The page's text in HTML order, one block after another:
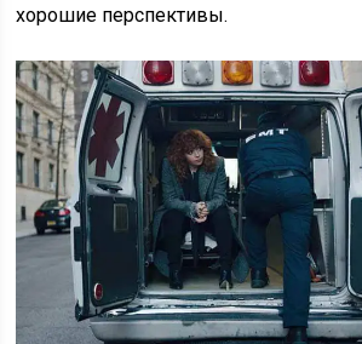
хорошие перспективы.